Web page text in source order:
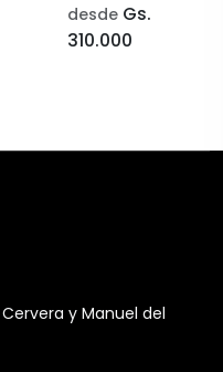
desdeGs.
310.000
y Manuel del